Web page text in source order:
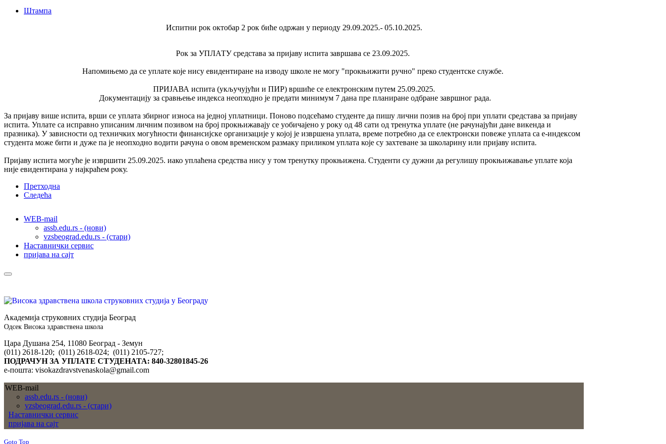
Штампа
Испитни рок октобар 2 рок биће одржан у периоду 29.09.2025.- 05.10.2025.
Рок за УПЛАТУ средстава за пријаву испита завршава се 23.09.2025.
Напомињемо да се уплате које нису евидентиране на изводу школе не могу "прокњижити ручно" преко студентске службе.
ПРИЈАВА испита (укључујући и ПИР) вршиће се електронским путем 25.09.2025.
Документацију за сравњење индекса неопходно је предати минимум 7 дана пре планиране одбране завршног рада.
За пријаву више испита, врши се уплата збирног износа на једној уплатници. Поново подсећамо студенте да пишу лични позив на број при уплати средстава за пријаву
испита. Уплате са исправно уписаним личним позивом на број прокњижавају се уобичајено у року од 48 сати од тренутка уплате (не рачунајући дане викенда и
празника). У зависности од техничких могућности финансијске организације у којој је извршена уплата, време потребно да се електронски повеже уплата са е-индексом
студента може бити и дуже па је неопходно водити рачуна о овом временском размаку приликом уплата које су захтеване за школарину или пријаву испита.
Пријаву испита могуће је извршити 25.09.2025. иако уплаћена средства нису у том тренутку прокњижена. Студенти су дужни да регулишу прокњижавање уплате која
није евидентирана у најкраћем року.
Претходна
Следећа
WEB-mail
assb.edu.rs - (нови)
vzsbeograd.edu.rs - (стари)
Наставнички сервис
пријава на сајт
Академија струковних студија Београд
Одсек Висока здравствена школа
Цара Душана 254, 11080 Београд - Земун
(011) 2618-120; (011) 2618-024; (011) 2105-727;
ПОДРАЧУН ЗА УПЛАТЕ СТУДЕНАТА: 840-32801845-26
е-пошта: visokazdravstvenaskola@gmail.com
WEB-mail
assb.edu.rs - (нови)
vzsbeograd.edu.rs - (стари)
Наставнички сервис
пријава на сајт
Goto Top